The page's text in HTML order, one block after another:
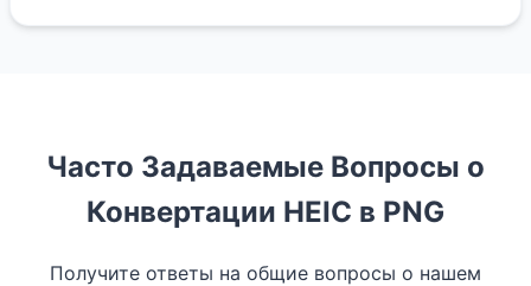
Часто Задаваемые Вопросы о
Конвертации HEIC в PNG
Получите ответы на общие вопросы о нашем